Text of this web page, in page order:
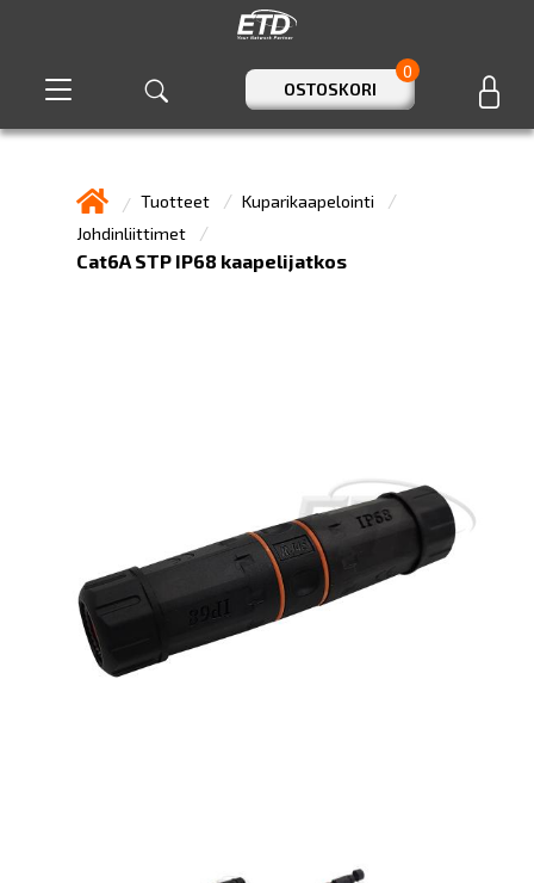
OSTOSKORI
0
Tuotteet
Kuparikaapelointi
Johdinliittimet
Cat6A STP IP68 kaapelijatkos